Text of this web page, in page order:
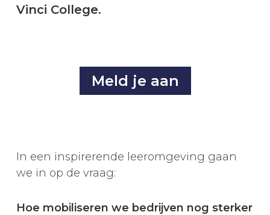
Vinci College.
Meld je aan
In een inspirerende leeromgeving gaan
we in op de vraag:
Hoe mobiliseren we bedrijven nog sterker